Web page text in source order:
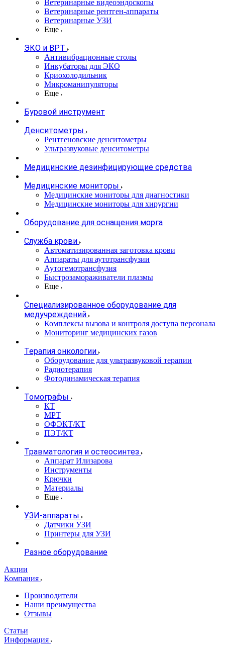
Ветеринарные видеоэндоскопы
Ветеринарные рентген-аппараты
Ветеринарные УЗИ
Еще
ЭКО и ВРТ
Антивибрационные столы
Инкубаторы для ЭКО
Криохолодильник
Микроманипуляторы
Еще
Буровой инструмент
Денситометры
Рентгеновские денситометры
Ультразвуковые денситометры
Медицинские дезинфицирующие средства
Медицинские мониторы
Медицинские мониторы для диагностики
Медицинские мониторы для хирургии
Оборудование для оснащения морга
Служба крови
Автоматизированная заготовка крови
Аппараты для аутотрансфузии
Аутогемотрансфузия
Быстрозамораживатели плазмы
Еще
Специализированное оборудование для
медучреждений
Комплексы вызова и контроля доступа персонала
Мониторинг медицинских газов
Терапия онкологии
Оборудование для ультразвуковой терапии
Радиотерапия
Фотодинамическая терапия
Томографы
КТ
МРТ
ОФЭКТ/КТ
ПЭТ/КТ
Травматология и остеосинтез
Аппарат Илизарова
Инструменты
Крючки
Материалы
Еще
УЗИ-аппараты
Датчики УЗИ
Принтеры для УЗИ
Разное оборудование
Акции
Компания
Производители
Наши преимущества
Отзывы
Статьи
Информация